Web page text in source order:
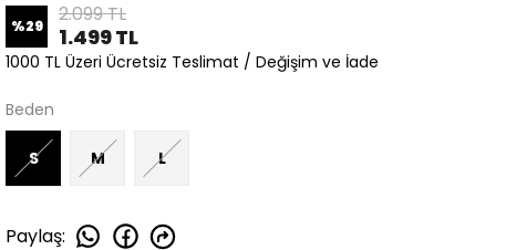
%29 2.099 TL
1.499 TL
1000 TL Üzeri Ücretsiz Teslimat / Değişim ve İade
Beden
S M L
Paylaş: